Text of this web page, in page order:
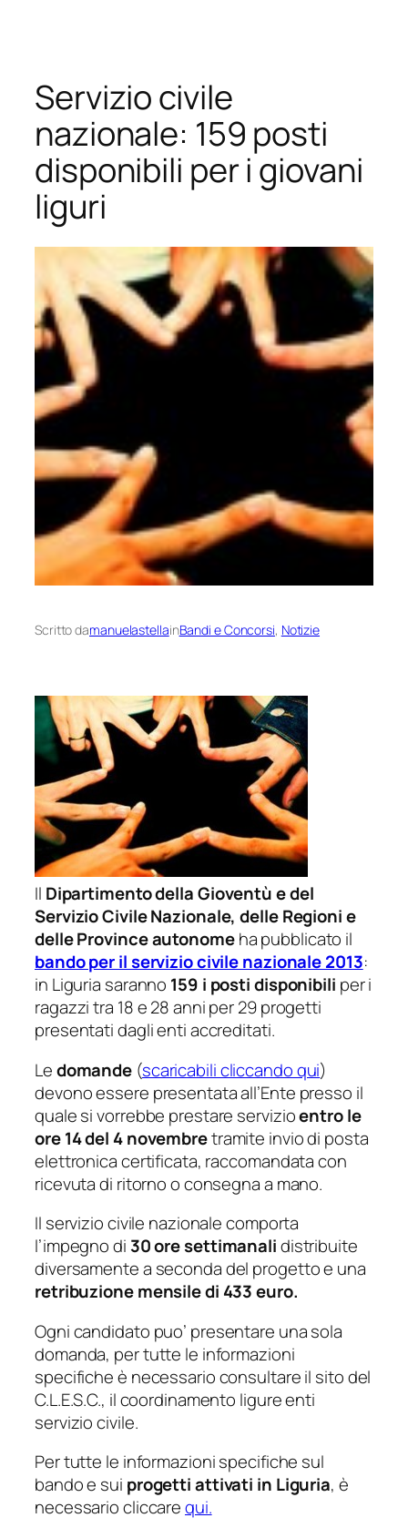
contenuto
Servizio civile
nazionale: 159 posti
disponibili per i giovani
liguri
Scritto damanuelastellainBandi e Concorsi, Notizie
Il Dipartimento della Gioventù e del
Servizio Civile Nazionale, delle Regioni e
delle Province autonomeha pubblicato il
bando per il servizio civile nazionale 2013:
in Liguria saranno 159 i posti disponibili per i
ragazzi tra 18 e 28 anni per 29 progetti
presentati dagli enti accreditati.
Ledomande (scaricabili cliccando qui)
devono essere presentata all’Ente presso il
quale si vorrebbe prestare servizioentro le
ore 14 del 4 novembretramite invio di posta
elettronica certificata, raccomandata con
ricevuta di ritorno o consegna a mano.
Il servizio civile nazionale comporta
l’impegno di 30 ore settimanalidistribuite
diversamente a seconda del progetto e una
retribuzione mensile di 433 euro.
Ogni candidato puo’ presentare una sola
domanda, per tutte le informazioni
specifiche è necessario consultare il sito del
C.L.E.S.C., il coordinamento ligure enti
servizio civile.
Per tutte le informazioni specifiche sul
bando e sui progetti attivati in Liguria, è
necessario cliccarequi.